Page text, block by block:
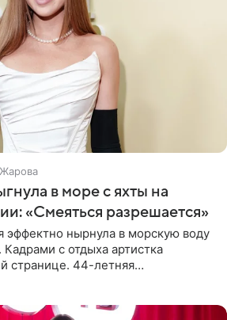
в море с яхты на
«Смеяться разрешается»
эффектно нырнула в морскую воду
с отдыха артистка
странице. 44-летняя